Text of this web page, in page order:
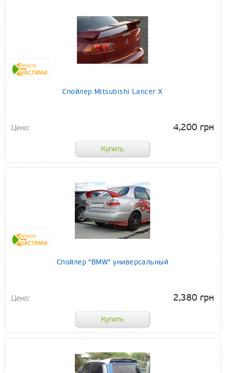
Спойлер Mitsubishi Lancer X
4,200 грн
Спойлер "BMW" универсальный
2,380 грн